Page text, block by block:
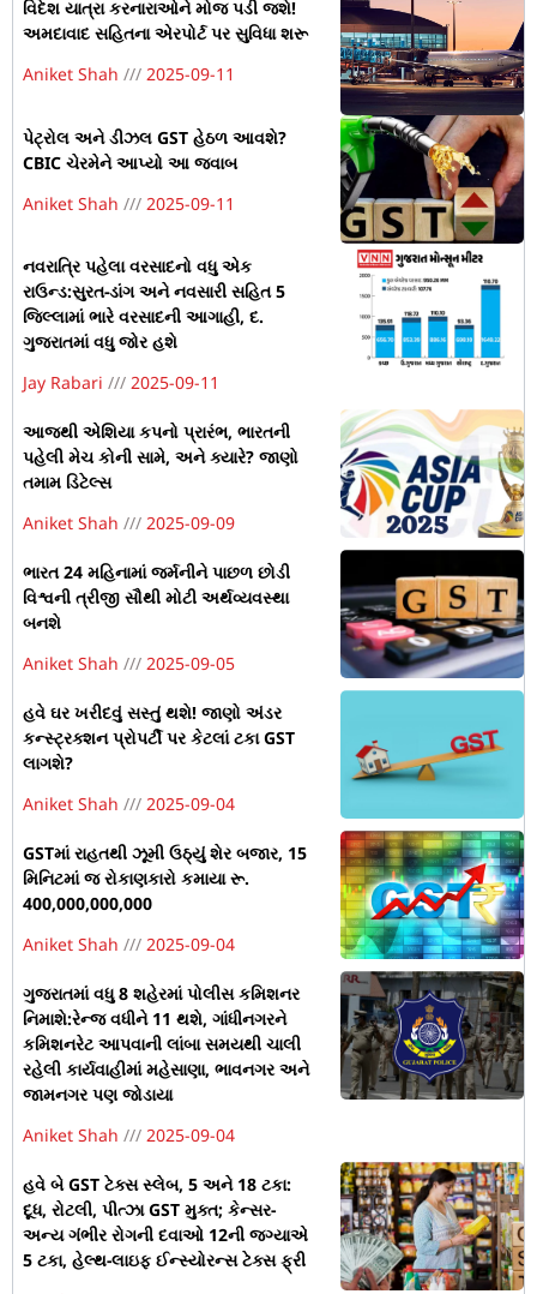
વિદેશ યાત્રા કરનારાઓને મોજ પડી જશે!
અમદાવાદ સહિતના એરપોર્ટ પર સુવિધા શરૂ
Aniket Shah
2025-09-11
પેટ્રોલ અને ડીઝલ GST હેઠળ આવશે?
CBIC ચેરમેને આપ્યો આ જવાબ
Aniket Shah
2025-09-11
નવરાત્રિ પહેલા વરસાદનો વધુ એક
રાઉન્ડ:સુરત-ડાંગ અને નવસારી સહિત 5
જિલ્લામાં ભારે વરસાદની આગાહી, દ.
ગુજરાતમાં વધુ જોર હશે
Jay Rabari
2025-09-11
આજથી એશિયા કપનો પ્રારંભ, ભારતની
પહેલી મેચ કોની સામે, અને ક્યારે? જાણો
તમામ ડિટેલ્સ
Aniket Shah
2025-09-09
ભારત 24 મહિનામાં જર્મનીને પાછળ છોડી
વિશ્વની ત્રીજી સૌથી મોટી અર્થવ્યવસ્થા
બનશે
Aniket Shah
2025-09-05
હવે ઘર ખરીદવું સસ્તું થશે! જાણો અંડર
કન્સ્ટ્રક્શન પ્રોપર્ટી પર કેટલાં ટકા GST
લાગશે?
Aniket Shah
2025-09-04
GSTમાં રાહતથી ઝૂમી ઉઠ્યું શેર બજાર, 15
મિનિટમાં જ રોકાણકારો કમાયા રૂ.
400,000,000,000
Aniket Shah
2025-09-04
ગુજરાતમાં વધુ 8 શહેરમાં પોલીસ કમિશનર
નિમાશે:રેન્જ વધીને 11 થશે, ગાંધીનગરને
કમિશનરેટ આપવાની લાંબા સમયથી ચાલી
રહેલી કાર્યવાહીમાં મહેસાણા, ભાવનગર અને
જામનગર પણ જોડાયા
Aniket Shah
2025-09-04
હવે બે GST ટેક્સ સ્લેબ, 5 અને 18 ટકા:
દૂધ, રોટલી, પીત્ઝા GST મુક્ત; કેન્સર-
અન્ય ગંભીર રોગની દવાઓ 12ની જગ્યાએ
5 ટકા, હેલ્થ-લાઇફ ઈન્સ્યોરન્સ ટેક્સ ફ્રી